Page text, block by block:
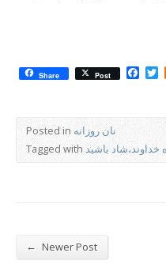
Share Post
Posted in نان روزانه
Tagged withخداوند،شاد باشید
← Newer Post